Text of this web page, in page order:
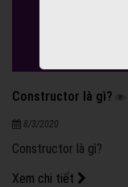
Constructor là gì?
8/3/2020
Constructor là gì?
Xem chi tiết